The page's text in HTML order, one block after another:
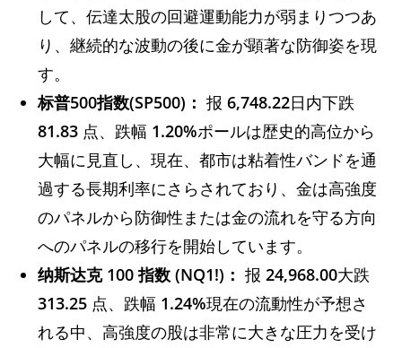
して、伝達太股の回避運動能力が弱まりつつあ
り、継続的な波動の後に金が顕著な防御姿を現
す。
标普500指数(SP500)： 报6,748.22日内下跌
81.83 点、跌幅 1.20%ポールは歴史的高位から
大幅に見直し、現在、都市は粘着性バンドを通
過する長期利率にさらされており、金は高強度
のパネルから防御性または金の流れを守る方向
へのパネルの移行を開始しています。
纳斯达克 100 指数 (NQ1!)： 报24,968.00大跌
313.25 点、跌幅 1.24%現在の流動性が予想さ
れる中、高強度の股は非常に大きな圧力を受け